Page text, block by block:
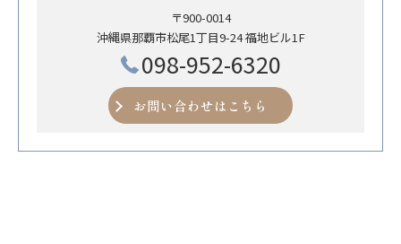
〒900-0014
沖縄県那覇市松尾1丁目9-24 福地ビル1F
098-952-6320
お問い合わせはこちら